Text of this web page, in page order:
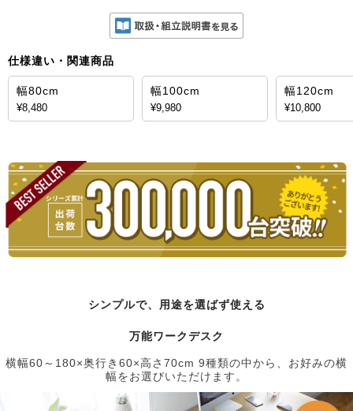
仕様違い・関連商品
幅80cm
¥8,480
幅100cm
¥9,980
幅120cm
¥10,800
シンプルで、用途を選ばず使える
万能ワークデスク
横幅60～180×奥行き60×高さ70cm 9種類の中から、お好みの横
幅をお選びいただけます。